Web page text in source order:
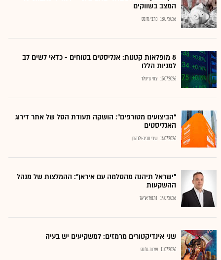
המצב בשווקים
18.07.2026 כתבי גלובס
8 מופלאות קטנות: אנליסטים בטוחים - כדאי לשים לב
למניות הללו
15.07.2026 צחי גרינולד
"הביצועים מטורפים": הושקה תעודת הסל של אתר דירוג
האנליסטים
14.07.2026 שירי חביב-ולדהורן
"ישראל תיהנה מהסלמה עם איראן": ההמלצות של מנהל
ההשקעות
14.07.2026 נתנאל אריאל
שני אינדיקטורים מרמזים: למשקיעים יש בעיה
11.07.2026 שירות גלובס